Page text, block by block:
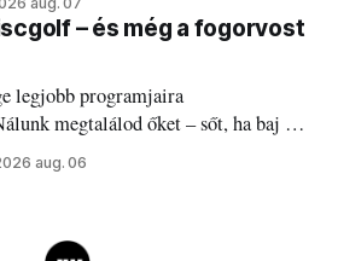
– és még a fogorvost
legjobb programjaira
megtalálod őket – sőt, ha baj van
is!
aug. 06